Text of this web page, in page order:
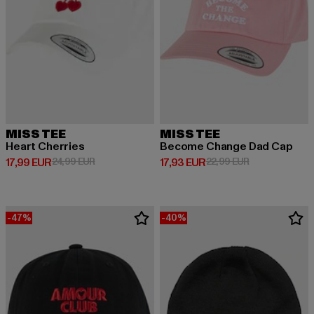
MISS TEE
Heart Cherries
17,99 EUR
Derzeitiger Preis: 17,99 EUR
24,99 EURAktionspreis: 24,99 EUR
MISS TEE
Become Change Dad Cap
17,93 EUR
Derzeitiger Preis: 17,93 EUR
22,99 EURAktionspreis:
-47% -40%